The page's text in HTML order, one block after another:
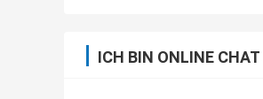
ICH BIN ONLINE